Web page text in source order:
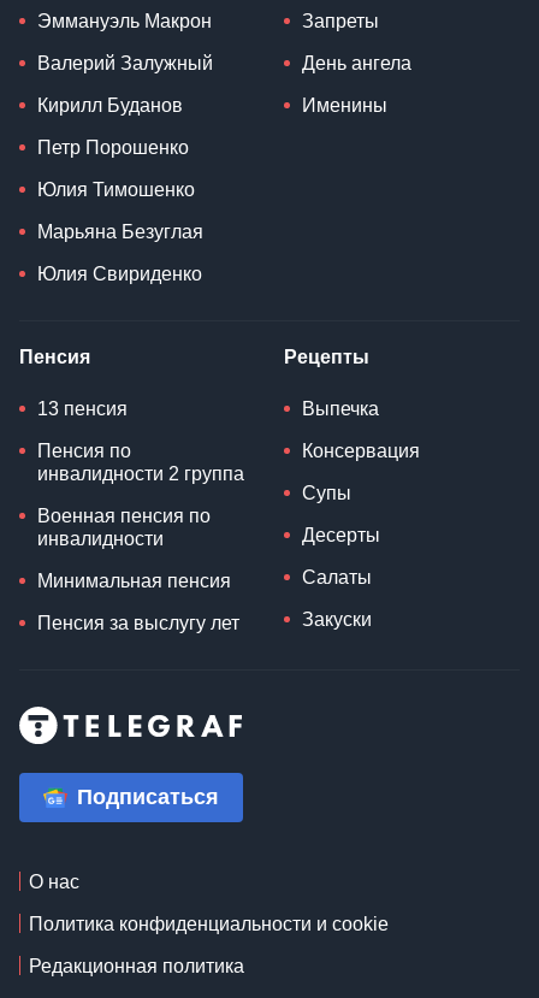
Эммануэль Макрон
Валерий Залужный
Кирилл Буданов
Петр Порошенко
Юлия Тимошенко
Марьяна Безуглая
Юлия Свириденко
Запреты
День ангела
Именины
Пенсия
13 пенсия
Пенсия по
инвалидности 2 группа
Военная пенсия по
инвалидности
Минимальная пенсия
Пенсия за выслугу лет
Рецепты
Выпечка
Консервация
Супы
Десерты
Салаты
Закуски
Подписаться
О нас
Политика конфиденциальности и cookie
Редакционная политика